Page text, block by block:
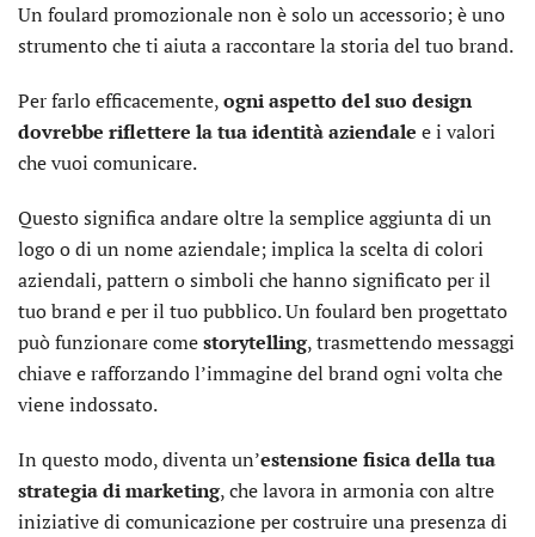
Un foulard promozionale non è solo un accessorio; è uno
strumento che ti aiuta a raccontare la storia del tuo brand.
Per farlo efficacemente,ogni aspetto del suo design
dovrebbe riflettere la tua identità aziendale e i valori
che vuoi comunicare.
Questo significa andare oltre la semplice aggiunta di un
logo o di un nome aziendale; implica la scelta di colori
aziendali, pattern o simboli che hanno significato per il
tuo brand e per il tuo pubblico. Un foulard ben progettato
può funzionare comestorytelling, trasmettendo messaggi
chiave e rafforzando l’immagine del brand ogni volta che
viene indossato.
In questo modo, diventa un’estensione fisica della tua
strategia di marketing, che lavora in armonia con altre
iniziative di comunicazione per costruire una presenza di